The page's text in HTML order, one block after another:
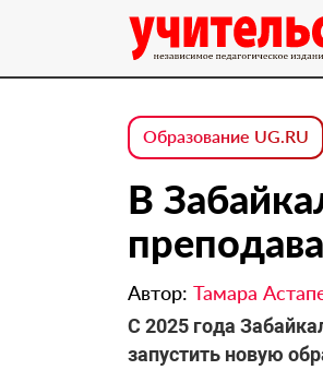
Образование UG.RU
В
Автор: Тамара
С 2025 года
запустить новую